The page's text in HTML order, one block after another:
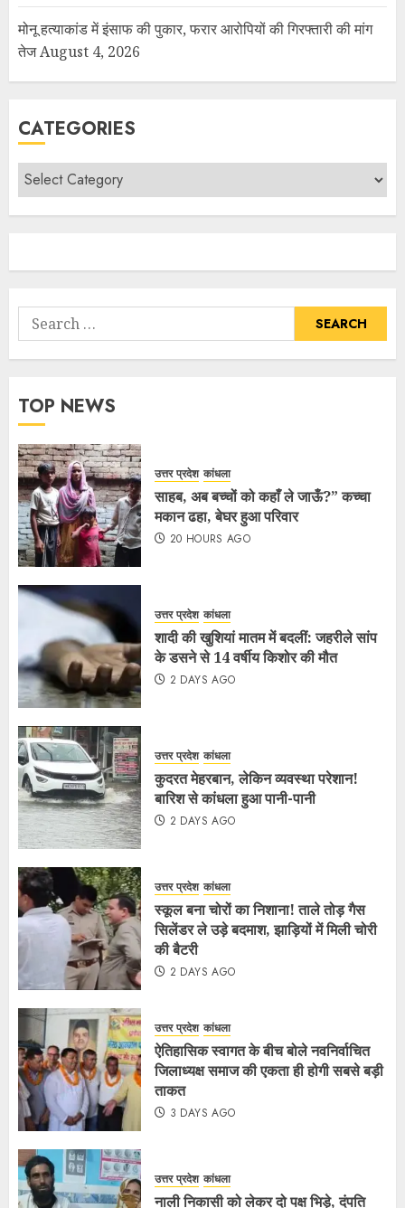
मोनू हत्याकांड में इंसाफ की पुकार, फरार आरोपियों की गिरफ्तारी की मांग
तेजAugust 4, 2026
CATEGORIES
TOP NEWS
उत्तर प्रदेश कांधला
साहब, अब बच्चों को कहाँ ले जाऊँ?” कच्चा
मकान ढहा, बेघर हुआ परिवार
20 HOURS AGO
उत्तर प्रदेश कांधला
शादी की खुशियां मातम में बदलीं: जहरीले सांप
के डसने से 14 वर्षीय किशोर की मौत
2 DAYS AGO
उत्तर प्रदेश कांधला
कुदरत मेहरबान, लेकिन व्यवस्था परेशान!
बारिश से कांधला हुआ पानी-पानी
2 DAYS AGO
उत्तर प्रदेश कांधला
स्कूल बना चोरों का निशाना! ताले तोड़ गैस
सिलेंडर ले उड़े बदमाश, झाड़ियों में मिली चोरी
की बैटरी
2 DAYS AGO
उत्तर प्रदेश कांधला
ऐतिहासिक स्वागत के बीच बोले नवनिर्वाचित
जिलाध्यक्ष समाज की एकता ही होगी सबसे बड़ी
ताकत
3 DAYS AGO
उत्तर प्रदेश कांधला
नाली निकासी को लेकर दो पक्ष भिड़े, दंपति